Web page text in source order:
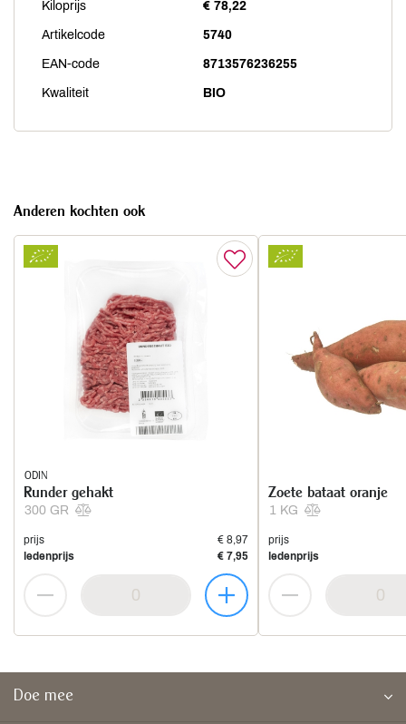
Kiloprijs € 78,22
Artikelcode 5740
EAN-code 8713576236255
Kwaliteit BIO
Anderen kochten ook
ODIN
300 GR
Runder gehakt
prijs
€ 8,97
ledenprijs
€ 7,95
1 KG
Zoete bataat oranje
prijs
ledenprijs
Doe mee